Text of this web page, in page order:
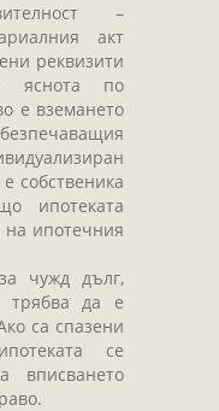
–
акт
реквизити
яснота по
е вземането
собственика
ипотеката
на ипотечния
чужд дълг,
трябва да е
са спазени
се
вписването